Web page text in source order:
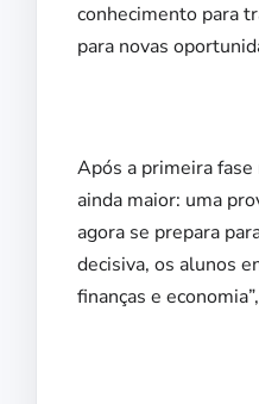
conhecimento para
para novas
Após a primeira
ainda maior: uma
agora se prepara
decisiva, os alunos
finanças e